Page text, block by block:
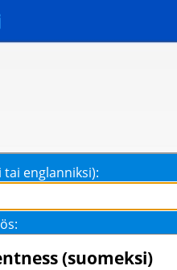
tai englanniksi):
(suomeksi)